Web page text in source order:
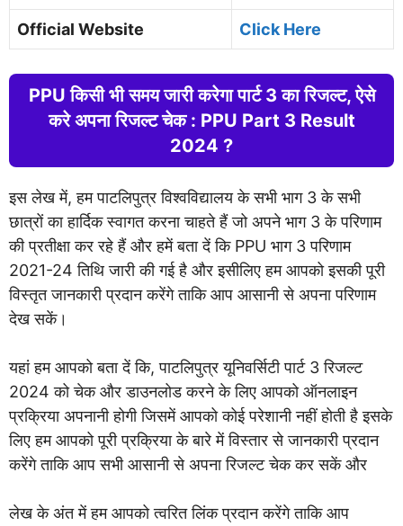
Official Website Click Here
PPU किसी भी समय जारी करेगा पार्ट 3 का रिजल्ट, ऐसे
करे अपना रिजल्ट चेक : PPU Part 3 Result
2024 ?
इस लेख में, हम पाटलिपुत्र विश्वविद्यालय के सभी भाग 3 के सभी
छात्रों का हार्दिक स्वागत करना चाहते हैं जो अपने भाग 3 के परिणाम
की प्रतीक्षा कर रहे हैं और हमें बता दें कि PPU भाग 3 परिणाम
2021-24 तिथि जारी की गई है और इसीलिए हम आपको इसकी पूरी
विस्तृत जानकारी प्रदान करेंगे ताकि आप आसानी से अपना परिणाम
देख सकें।
यहां हम आपको बता दें कि, पाटलिपुत्र यूनिवर्सिटी पार्ट 3 रिजल्ट
2024 को चेक और डाउनलोड करने के लिए आपको ऑनलाइन
प्रक्रिया अपनानी होगी जिसमें आपको कोई परेशानी नहीं होती है इसके
लिए हम आपको पूरी प्रक्रिया के बारे में विस्तार से जानकारी प्रदान
करेंगे ताकि आप सभी आसानी से अपना रिजल्ट चेक कर सकें और
लेख के अंत में हम आपको त्वरित लिंक प्रदान करेंगे ताकि आप